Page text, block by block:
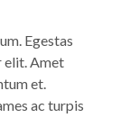
Egestas
elit. Amet
et.
ac turpis